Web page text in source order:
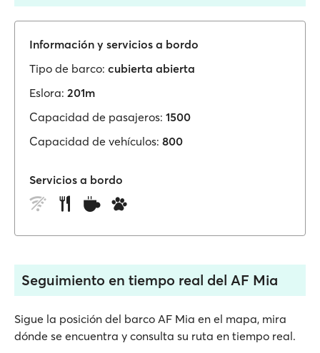
Información y servicios a bordo
Tipo de barco: cubierta abierta
Eslora: 201m
Capacidad de pasajeros: 1500
Capacidad de vehículos: 800
Servicios a bordo
Seguimiento en tiempo real del AF Mia
Sigue la posición del barco AF Mia en el mapa, mira
dónde se encuentra y consulta su ruta en tiempo real.